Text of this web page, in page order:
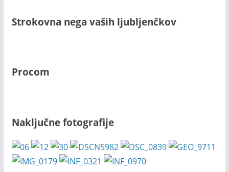
Strokovna nega vaših ljubljenčkov
Procom
Naključne fotografije